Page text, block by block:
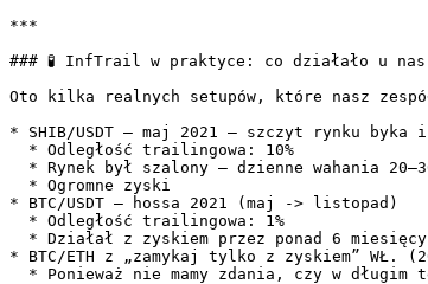
***
### 🧪 InfTrail w praktyce: co działało u nas
Oto kilka realnych setupów, które nasz
* SHIB/USDT — maj 2021 — szczyt rynku byka i
* BTC/USDT — hossa 2021 (maj -> listopad)
* BTC/ETH z „zamykaj tylko z zyskiem” WŁ.